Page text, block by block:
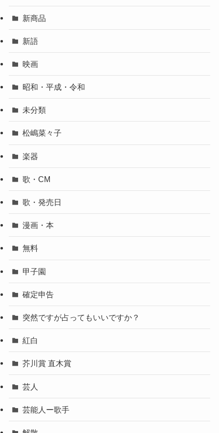
新商品
新語
映画
昭和・平成・令和
未分類
松嶋菜々子
楽器
歌・CM
歌・発売日
漫画・本
無料
甲子園
確定申告
突然ですが占ってもいいですか？
紅白
芥川賞 直木賞
芸人
芸能人ー歌手